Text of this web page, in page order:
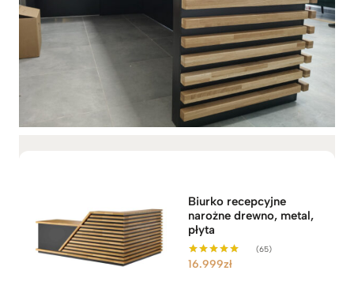
Biurko recepcyjne
narożne drewno, metal,
płyta
Oceniono
(65)
16.999zł